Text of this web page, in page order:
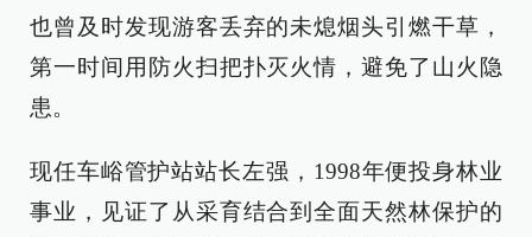
也曾及时发现游客丢弃的未熄烟头引燃干草，
第一时间用防火扫把扑灭火情，避免了山火隐
患。
现任车峪管护站站长左强，1998年便投身林业
事业，见证了从采育结合到全面天然林保护的